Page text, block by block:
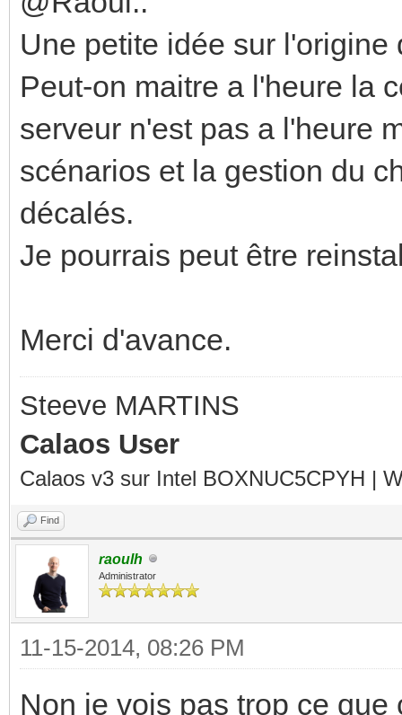
Une petite idée sur l'origine
Peut-on maitre a l'heure la
serveur n'est pas a l'heure
scénarios et la gestion du
décalés.
Je pourrais peut être
Merci d'avance.
Steeve MARTINS
Calaos User
Calaos v3 sur Intel BOXNUC5CPYH |
Find
raoulh
Administrator
11-15-2014, 08:26 PM
Non je vois pas trop ce que